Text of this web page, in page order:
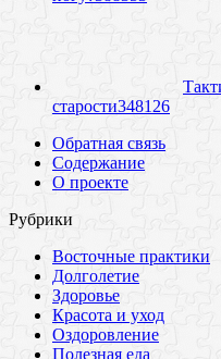
старости348126
Обратная связь
Содержание
О проекте
Рубрики
Восточные практики
Долголетие
Здоровье
Красота и уход
Оздоровление
Полезная еда